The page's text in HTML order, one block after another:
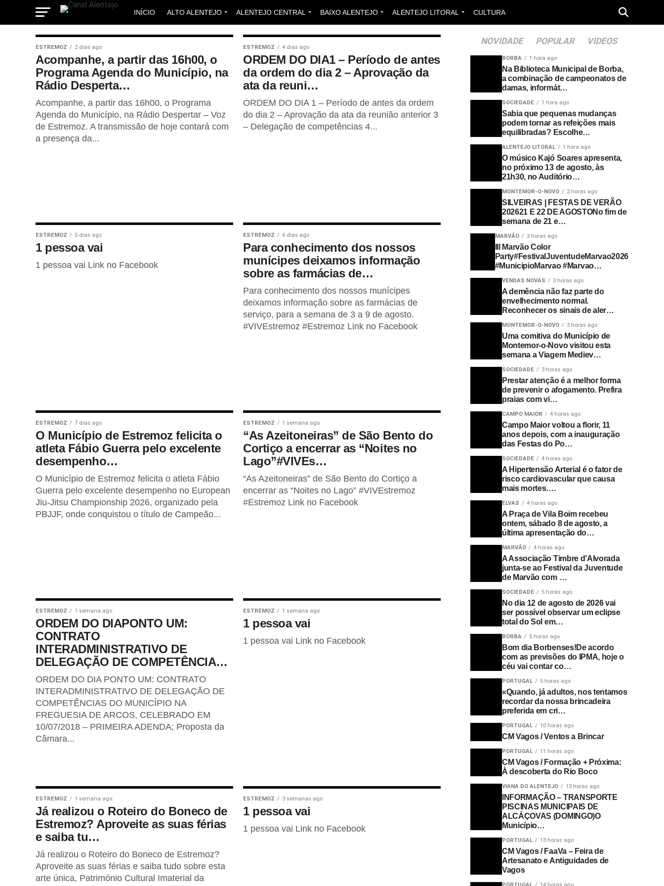
INÍCIO ALTO ALENTEJO ALENTEJO CENTRAL BAIXO ALENTEJO ALENTEJO LITORAL CULTURA
MUNICÍPIOS
ESTREMOZ 2 dias ago
Acompanhe, a partir das 16h00, o
Programa Agenda do Município, na
Rádio Desperta…
Acompanhe, a partir das 16h00, o Programa
Agenda do Município, na Rádio Despertar – Voz
de Estremoz. A transmissão de hoje contará com
a presença da...
ESTREMOZ 4 dias ago
ORDEM DO DIA1 – Período de antes
da ordem do dia 2 – Aprovação da
ata da reuni…
ORDEM DO DIA 1 – Período de antes da ordem
do dia 2 – Aprovação da ata da reunião anterior 3
– Delegação de competências 4...
ESTREMOZ 5 dias ago
1 pessoa vai
1 pessoa vai Link no Facebook
ESTREMOZ 6 dias ago
Para conhecimento dos nossos
munícipes deixamos informação
sobre as farmácias de…
Para conhecimento dos nossos munícipes
deixamos informação sobre as farmácias de
serviço, para a semana de 3 a 9 de agosto.
#VIVEstremoz #Estremoz Link no Facebook
ESTREMOZ 7 dias ago
O Município de Estremoz felicita o
atleta Fábio Guerra pelo excelente
desempenho…
O Município de Estremoz felicita o atleta Fábio
Guerra pelo excelente desempenho no European
Jiu-Jitsu Championship 2026, organizado pela
PBJJF, onde conquistou o título de Campeão...
ESTREMOZ 1 semana ago
“As Azeitoneiras” de São Bento do
Cortiço a encerrar as “Noites no
Lago”#VIVEs…
“As Azeitoneiras” de São Bento do Cortiço a
encerrar as “Noites no Lago” #VIVEstremoz
#Estremoz Link no Facebook
ESTREMOZ 1 semana ago
ORDEM DO DIAPONTO UM:
CONTRATO
INTERADMINISTRATIVO DE
DELEGAÇÃO DE COMPETÊNCIA…
ORDEM DO DIA PONTO UM: CONTRATO
INTERADMINISTRATIVO DE DELEGAÇÃO DE
COMPETÊNCIAS DO MUNICÍPIO NA
FREGUESIA DE ARCOS, CELEBRADO EM
10/07/2018 – PRIMEIRA ADENDA; Proposta da
Câmara...
ESTREMOZ 1 semana ago
1 pessoa vai
1 pessoa vai Link no Facebook
ESTREMOZ 1 semana ago
Já realizou o Roteiro do Boneco de
Estremoz? Aproveite as suas férias
e saiba tu…
Já realizou o Roteiro do Boneco de Estremoz?
Aproveite as suas férias e saiba tudo sobre esta
arte única, Património Cultural Imaterial da
ESTREMOZ 3 semanas ago
1 pessoa vai
1 pessoa vai Link no Facebook
NOVIDADE POPULAR VIDEOS
BORBA 1 hora ago
Na Biblioteca Municipal de Borba,
a combinação de campeonatos de
damas, informát…
SOCIEDADE 1 hora ago
Sabia que pequenas mudanças
podem tornar as refeições mais
equilibradas? Escolhe…
ALENTEJO LITORAL 1 hora ago
O músico Kajó Soares apresenta,
no próximo 13 de agosto, às
21h30, no Auditório…
MONTEMOR-O-NOVO 2 horas ago
SILVEIRAS | FESTAS DE VERÃO
202621 E 22 DE AGOSTONo fim de
semana de 21 e…
MARVÃO 3 horas ago
III Marvão Color
Party#FestivalJuventudeMarvao2026
#MunicipioMarvao #Marvao…
VENDAS NOVAS 3 horas ago
A demência não faz parte do
envelhecimento normal.
Reconhecer os sinais de aler…
MONTEMOR-O-NOVO 3 horas ago
Uma comitiva do Município de
Montemor-o-Novo visitou esta
semana a Viagem Mediev…
SOCIEDADE 3 horas ago
Prestar atenção é a melhor forma
de prevenir o afogamento. Prefira
praias com vi…
CAMPO MAIOR 4 horas ago
Campo Maior voltou a florir, 11
anos depois, com a inauguração
das Festas do Po…
SOCIEDADE 4 horas ago
A Hipertensão Arterial é o fator de
risco cardiovascular que causa
mais mortes….
ELVAS 4 horas ago
A Praça de Vila Boim recebeu
ontem, sábado 8 de agosto, a
última apresentação do…
MARVÃO 4 horas ago
A Associação Timbre d’Alvorada
junta-se ao Festival da Juventude
de Marvão com …
SOCIEDADE 5 horas ago
No dia 12 de agosto de 2026 vai
ser possível observar um eclipse
total do Sol em…
BORBA 5 horas ago
Bom dia Borbenses!De acordo
com as previsões do IPMA, hoje o
céu vai contar co…
PORTUGAL 5 horas ago
«Quando, já adultos, nos tentamos
recordar da nossa brincadeira
preferida em cri…
PORTUGAL 10 horas ago
CM Vagos / Ventos a Brincar
PORTUGAL 11 horas ago
CM Vagos / Formação + Próxima:
À descoberta do Rio Boco
VIANA DO ALENTEJO 13 horas ago
INFORMAÇÃO – TRANSPORTE
PISCINAS MUNICIPAIS DE
ALCÁÇOVAS (DOMINGO)O
Município…
PORTUGAL 13 horas ago
CM Vagos / FaaVa – Feira de
Artesanato e Antiguidades de
Vagos